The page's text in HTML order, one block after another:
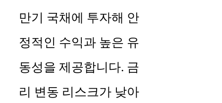
만기 국채에 투자해 안
정적인 수익과 높은 유
동성을 제공합니다. 금
리 변동 리스크가 낮아